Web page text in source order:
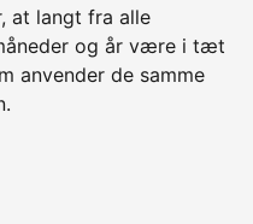
at langt fra alle
og år være i tæt
anvender de samme